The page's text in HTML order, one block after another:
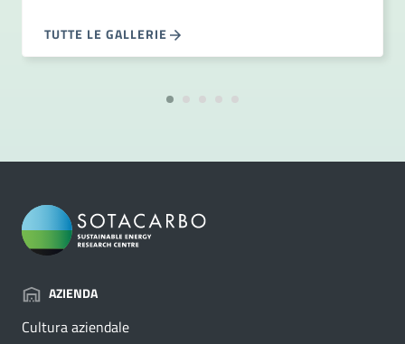
TUTTE LE GALLERIE
AZIENDA
Cultura aziendale